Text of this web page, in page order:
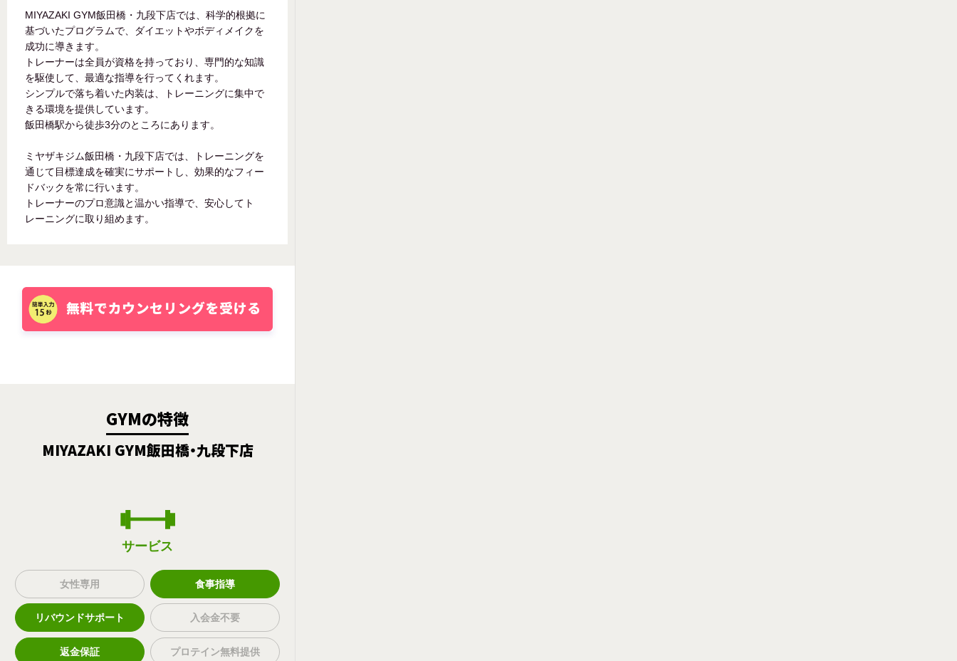
MIYAZAKI GYM飯田橋・九段下店では、科学的根拠に
基づいたプログラムで、ダイエットやボディメイクを
成功に導きます。
トレーナーは全員が資格を持っており、専門的な知識
を駆使して、最適な指導を行ってくれます。
シンプルで落ち着いた内装は、トレーニングに集中で
きる環境を提供しています。
飯田橋駅から徒歩3分のところにあります。
ミヤザキジム飯田橋・九段下店では、トレーニングを
通じて目標達成を確実にサポートし、効果的なフィー
ドバックを常に行います。
トレーナーのプロ意識と温かい指導で、安心してト
レーニングに取り組めます。
GYMの特徴
MIYAZAKI GYM飯田橋・九段下店
サービス
女性専用 食事指導
リバウンドサポート 入会金不要
返金保証 プロテイン無料提供